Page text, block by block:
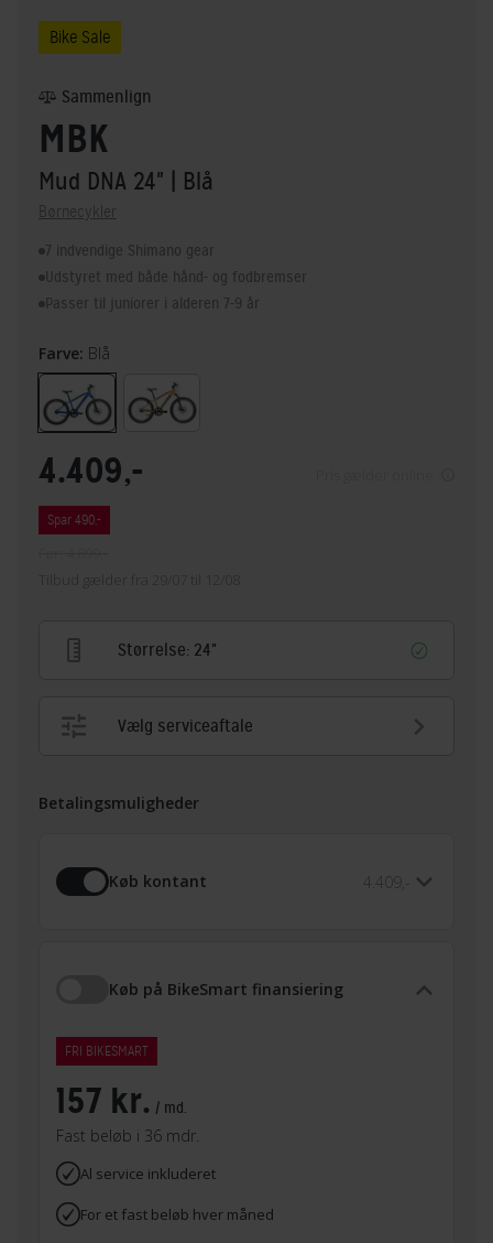
Bike Sale
MBK
Mud DNA 24" | Blå
Børnecykler
7 indvendige Shimano gear
Udstyret med både hånd- og fodbremser
Passer til juniorer i alderen 7-9 år
Sammenlign
Farve: Blå
4.409,-
Spar 490,-
Tilbud gælder fra 29/07 til 12/08
Størrelse: 24"
Vælg serviceaftale
Betalingsmuligheder
Køb kontant 4.409,-
Køb på BikeSmart finansiering
FRI BIKESMART
157 kr. / md.
Fast beløb i 36 mdr.
Al service inkluderet
For et fast beløb hver måned